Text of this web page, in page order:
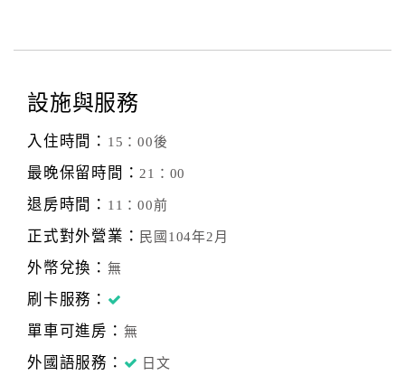
設施與服務
入住時間： 15：00後
最晚保留時間：21：00
退房時間： 11：00前
正式對外營業： 民國104年2月
外幣兌換： 無
刷卡服務：
單車可進房： 無
外國語服務： 日文